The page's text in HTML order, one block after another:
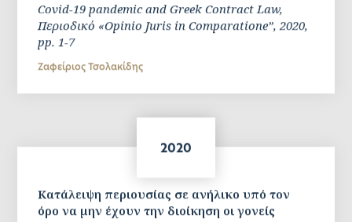
Covid-19 pandemic and Greek Contract Law,
Περιοδικό «Opinio Juris in Comparatione”, 2020,
pp. 1-7
Ζαφείριος Τσολακίδης
2020
Κατάλειψη περιουσίας σε ανήλικο υπό τον
όρο να μην έχουν την διοίκηση οι γονείς